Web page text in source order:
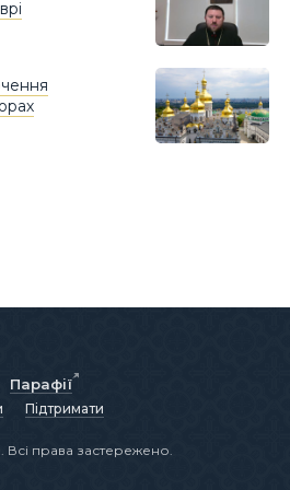
Парафії
Підтримати
Всі права застережено.